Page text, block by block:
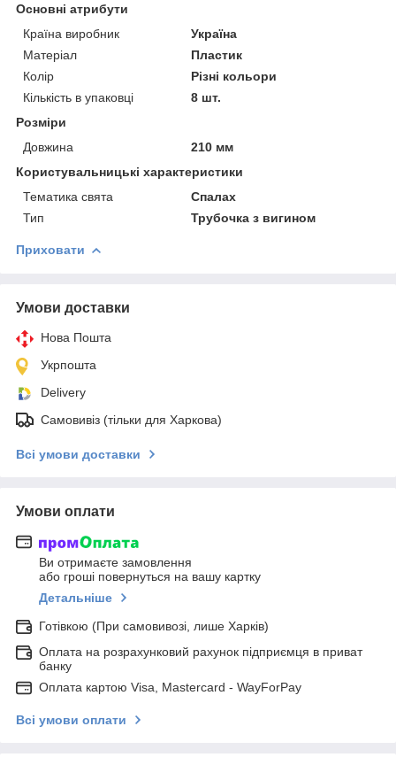
Основні атрибути
Країна виробник
Україна
Матеріал
Пластик
Колір
Різні кольори
Кількість в упаковці
8 шт.
Розміри
Довжина
210 мм
Користувальницькі характеристики
Тематика свята
Спалах
Тип
Трубочка з вигином
Приховати
Умови доставки
Нова Пошта
Укрпошта
Delivery
Самовивіз (тільки для Харкова)
Всі умови доставки
Умови оплати
Ви отримаєте замовлення
або гроші повернуться на вашу картку
Детальніше
Готівкою (При самовивозі, лише Харків)
Оплата на розрахунковий рахунок підприємця в приват
банку
Оплата картою Visa, Mastercard - WayForPay
Всі умови оплати